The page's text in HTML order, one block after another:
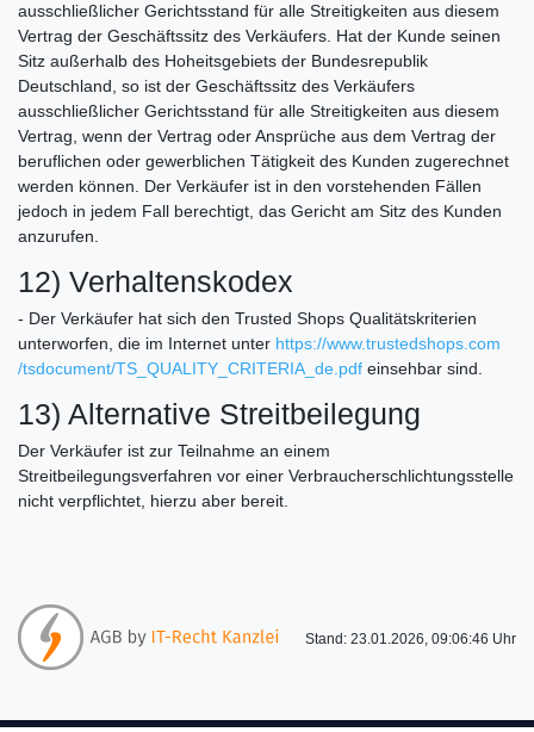
ausschließlicher Gerichtsstand für alle Streitigkeiten aus diesem
Vertrag der Geschäftssitz des Verkäufers. Hat der Kunde seinen
Sitz außerhalb des Hoheitsgebiets der Bundesrepublik
Deutschland, so ist der Geschäftssitz des Verkäufers
ausschließlicher Gerichtsstand für alle Streitigkeiten aus diesem
Vertrag, wenn der Vertrag oder Ansprüche aus dem Vertrag der
beruflichen oder gewerblichen Tätigkeit des Kunden zugerechnet
werden können. Der Verkäufer ist in den vorstehenden Fällen
jedoch in jedem Fall berechtigt, das Gericht am Sitz des Kunden
anzurufen.
12) Verhaltenskodex
- Der Verkäufer hat sich den Trusted Shops Qualitätskriterien
unterworfen, die im Internet unter https://www.trustedshops.com
/tsdocument/TS_QUALITY_CRITERIA_de.pdf einsehbar sind.
13) Alternative Streitbeilegung
Der Verkäufer ist zur Teilnahme an einem
Streitbeilegungsverfahren vor einer Verbraucherschlichtungsstelle
nicht verpflichtet, hierzu aber bereit.
Stand: 23.01.2026, 09:06:46 Uhr